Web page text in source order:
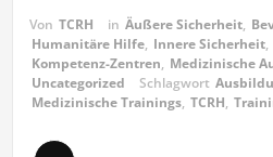
Von TCRH in Äußere Sicherheit,
Humanitäre Hilfe, Innere Sicherheit,
Kompetenz-Zentren, Medizinische
Uncategorized
Schlagwort
Medizinische Trainings, TCRH,